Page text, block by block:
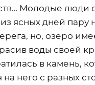
Молодые люди
ясных дней пару
но, озеро
воды своей
в камень,
него с разных